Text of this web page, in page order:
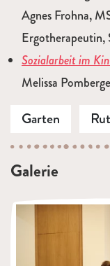
Agnes Frohna,
Ergotherapeutin,
Sozialarbeit im
Melissa
Garten
Galerie